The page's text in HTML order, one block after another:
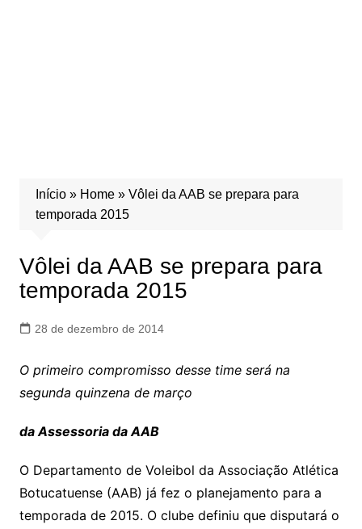
Início» Home» Vôlei da AAB se prepara para
temporada 2015
Vôlei da AAB se prepara para
temporada 2015
28 de dezembro de 2014
O primeiro compromisso desse time será na
segunda quinzena de março
da Assessoria da AAB
O Departamento de Voleibol da Associação Atlética
Botucatuense (AAB) já fez o planejamento para a
temporada de 2015. O clube definiu que disputará o